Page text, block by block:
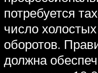
потребуется
число
оборотов.
должна